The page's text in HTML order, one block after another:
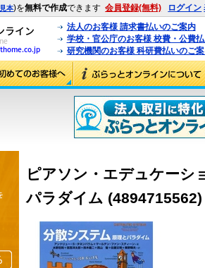
見本)を無料で作成できます 会員登録(無料) ログイン
法人のお客様 請求書払いのご案内
学校・官公庁のお客様 校費・公費
研究機関のお客様 科研費払いのご
ピアソン・エデュケー
パラダイム (4894715562)